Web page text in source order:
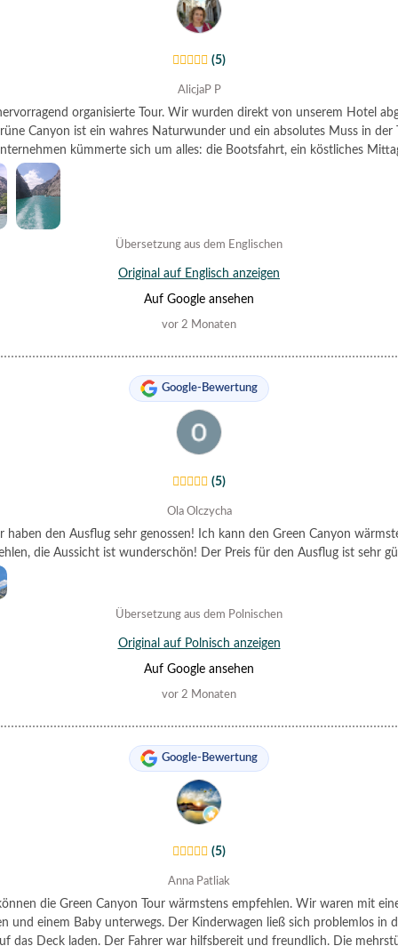
(5)
AlicjaP P
organisierte Tour. Wir wurden direkt von unserem Hotel
Canyon ist ein wahres Naturwunder und ein absolutes Muss in der
kümmerte sich um alles: die Bootsfahrt, ein köstliches
Übersetzung aus dem Englischen
Original auf Englisch anzeigen
Auf Google ansehen
vor 2 Monaten
Google-Bewertung
(5)
Ola Olczycha
haben den Ausflug sehr genossen! Ich kann den Green Canyon
die Aussicht ist wunderschön! Der Preis für den Ausflug ist sehr
Übersetzung aus dem Polnischen
Original auf Polnisch anzeigen
Auf Google ansehen
vor 2 Monaten
Google-Bewertung
(5)
Anna Patliak
die Green Canyon Tour wärmstens empfehlen. Wir waren mit
und einem Baby unterwegs. Der Kinderwagen ließ sich problemlos in
das Deck laden. Der Fahrer war hilfsbereit und freundlich. Die